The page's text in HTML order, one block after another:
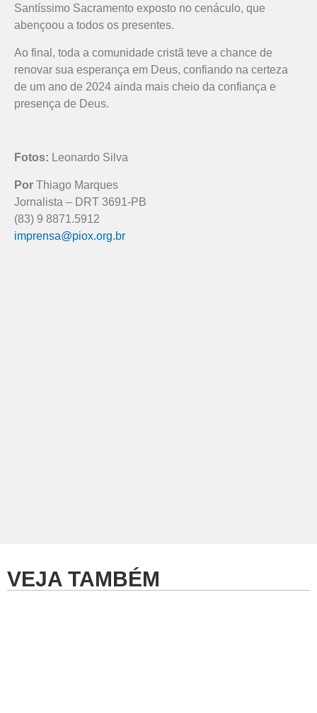
Santíssimo Sacramento exposto no cenáculo, que
abençoou a todos os presentes.
Ao final, toda a comunidade cristã teve a chance de
renovar sua esperança em Deus, confiando na certeza
de um ano de 2024 ainda mais cheio da confiança e
presença de Deus.
Fotos: Leonardo Silva
Por Thiago Marques
Jornalista – DRT 3691-PB
(83) 9 8871.5912
imprensa@piox.org.br
VEJA TAMBÉM